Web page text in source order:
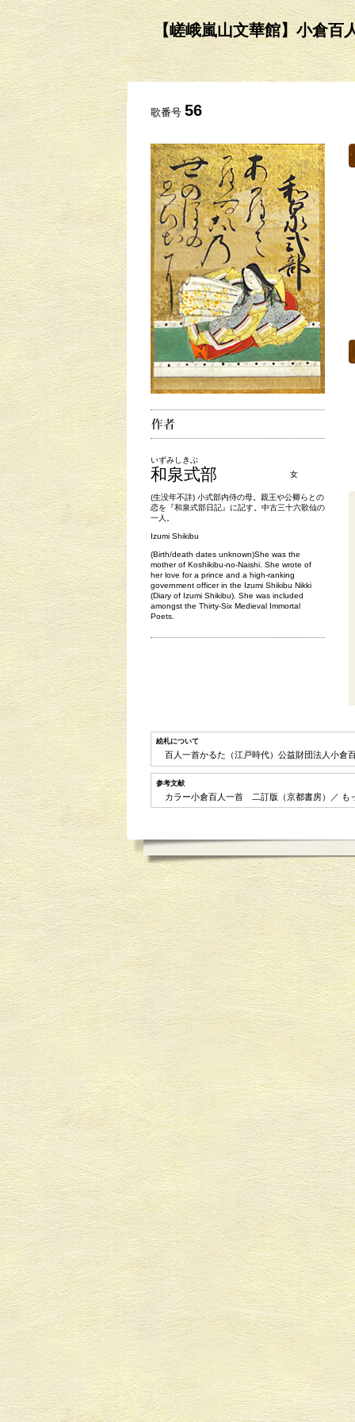
【嵯峨嵐山文華館】小倉
歌番号 56
いずみしきぶ
和泉式部 女
(生没年不詳) 小式部内侍の母。親王や公卿らとの
恋を『和泉式部日記』に記す。中古三十六歌仙の
一人。
Izumi Shikibu
(Birth/death dates unknown)She was the
mother of Koshikibu-no-Naishi. She wrote of
her love for a prince and a high-ranking
government officer in the Izumi Shikibu Nikki
(Diary of Izumi Shikibu). She was included
amongst the Thirty-Six Medieval Immortal
Poets.
絵札について
百人一首かるた（江戸時代）公益財団法人
参考文献
カラー小倉百人一首 二訂版（京都書房）／ も